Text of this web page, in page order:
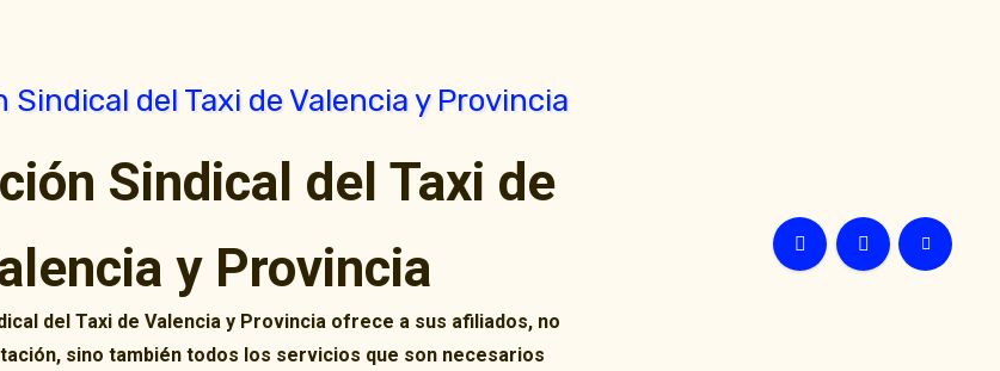
Sindical del Taxi de
y Provincia
del Taxi de Valencia y Provincia ofrece a sus afiliados, no
sino también todos los servicios que son necesarios